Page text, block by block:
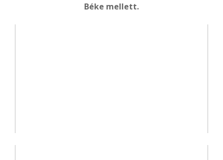
Béke mellett.